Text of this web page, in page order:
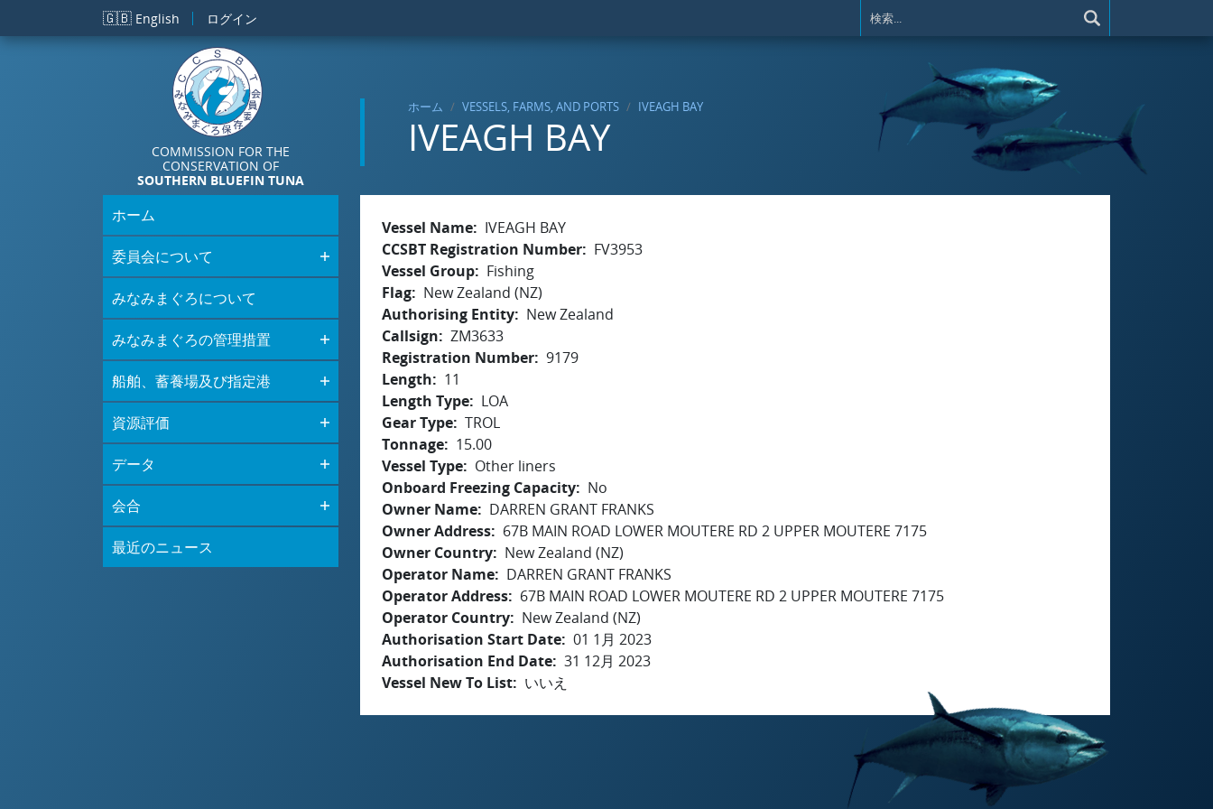
メインコンテンツに移動
🇬🇧 English ログイン
COMMISSION FOR THE
CONSERVATION OF
SOUTHERN BLUEFIN TUNA
ホーム VESSELS, FARMS, AND PORTS IVEAGH BAY
IVEAGH BAY
ホーム
委員会について
みなみまぐろについて
みなみまぐろの管理措置
船舶、蓄養場及び指定港
資源評価
データ
会合
最近のニュース
Vessel Name
IVEAGH BAY
CCSBT Registration Number
FV3953
Vessel Group
Fishing
Flag
New Zealand (NZ)
Authorising Entity
New Zealand
Callsign
ZM3633
Registration Number 9179
Length
11
Length Type
LOA
Gear Type TROL
Tonnage
15.00
Vessel Type
Other liners
Onboard Freezing Capacity
No
Owner Name
DARREN GRANT FRANKS
Owner Address
67B MAIN ROAD LOWER MOUTERE RD 2 UPPER MOUTERE 7175
Owner Country
New Zealand (NZ)
Operator Name
DARREN GRANT FRANKS
Operator Address
67B MAIN ROAD LOWER MOUTERE RD 2 UPPER MOUTERE 7175
Operator Country
New Zealand (NZ)
Authorisation Start Date 01 1月 2023
Authorisation End Date 31 12月 2023
Vessel New To List
いいえ